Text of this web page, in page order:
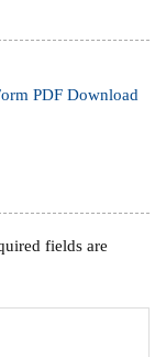
PDF Download
fields are